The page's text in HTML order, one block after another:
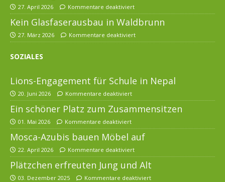
27. April 2026 Kommentare deaktiviert
Kein Glasfaserausbau in Waldbrunn
27. März 2026 Kommentare deaktiviert
SOZIALES
Lions-Engagement für Schule in Nepal
20. Juni 2026 Kommentare deaktiviert
Ein schöner Platz zum Zusammensitzen
01. Mai 2026 Kommentare deaktiviert
Mosca-Azubis bauen Möbel auf
22. April 2026 Kommentare deaktiviert
Plätzchen erfreuten Jung und Alt
03. Dezember 2025 Kommentare deaktiviert